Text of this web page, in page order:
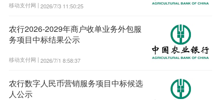
移动支付网 | 2026/7/3 11:50:25
农行2026-2029年商户收单业务外包服
务项目中标结果公示
移动支付网 | 2026/7/1 8:58:37
农行数字人民币营销服务项目中标候选
人公示